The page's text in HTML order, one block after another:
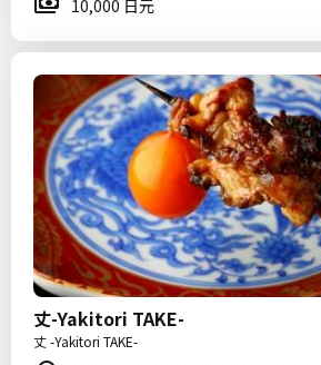
10,000 日元
丈-Yakitori TAKE-
丈 -Yakitori TAKE-